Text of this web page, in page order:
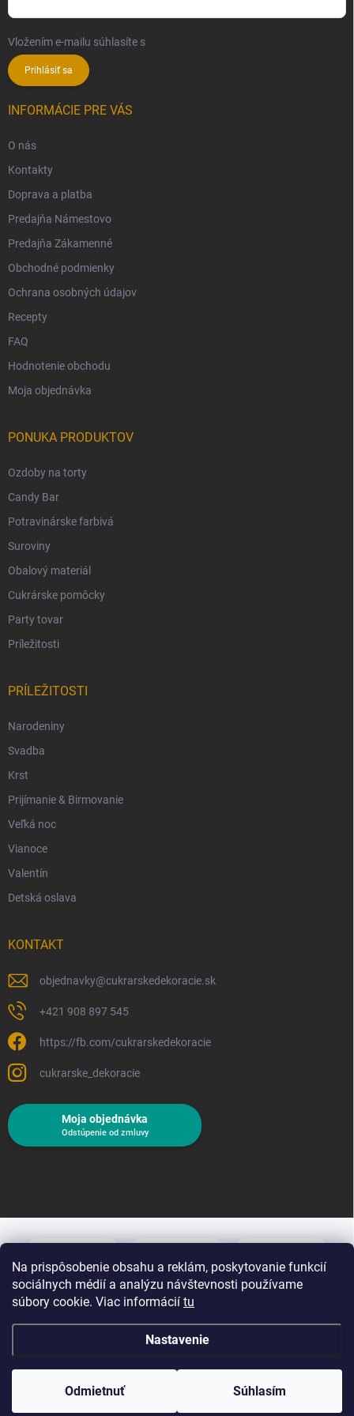
Na prispôsobenie obsahu a reklám, poskytovanie funkcií
sociálnych médií a analýzu návštevnosti používame
súbory cookie. Viac informácií tu
Nastavenie
Odmietnuť Súhlasím
Vložením e-mailu súhlasíte s
Prihlásiť sa
INFORMÁCIE PRE VÁS
O nás
Kontakty
Doprava a platba
Predajňa Námestovo
Predajňa Zákamenné
Obchodné podmienky
Ochrana osobných údajov
Recepty
FAQ
Hodnotenie obchodu
Moja objednávka
PONUKA PRODUKTOV
Ozdoby na torty
Candy Bar
Potravinárske farbivá
Suroviny
Obalový materiál
Cukrárske pomôcky
Party tovar
Príležitosti
PRÍLEŽITOSTI
Narodeniny
Svadba
Krst
Prijímanie & Birmovanie
Veľká noc
Vianoce
Valentín
Detská oslava
KONTAKT
objednavky@cukrarskedekoracie.sk
+421 908 897 545
https://fb.com/cukrarskedekoracie
cukrarske_dekoracie
Moja objednávka
Odstúpenie od zmluvy
Vytvoril Shoptet
Copyright 2026Cukrárske dekorácie. Všetky práva vyhradené.Upraviť